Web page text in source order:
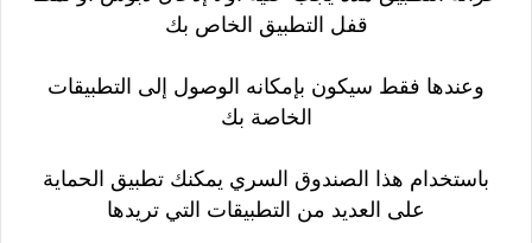
قفل التطبيق الخاص بك
وعندها فقط سيكون بإمكانه الوصول إلى التطبيقات
الخاصة بك
باستخدام هذا الصندوق السري يمكنك تطبيق الحماية
على العديد من التطبيقات التي تريدها